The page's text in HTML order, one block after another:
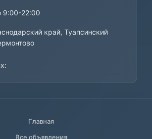
9:00-22:00
край, Туапсинский
Главная
Все объявления